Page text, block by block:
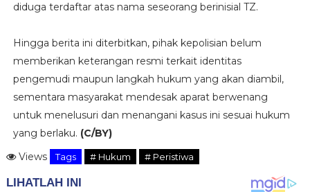
diduga terdaftar atas nama seseorang berinisial TZ.
Hingga berita ini diterbitkan, pihak kepolisian belum
memberikan keterangan resmi terkait identitas
pengemudi maupun langkah hukum yang akan diambil,
sementara masyarakat mendesak aparat berwenang
untuk menelusuri dan menangani kasus ini sesuai hukum
yang berlaku. (C/BY)
Views
Tags # Hukum # Peristiwa